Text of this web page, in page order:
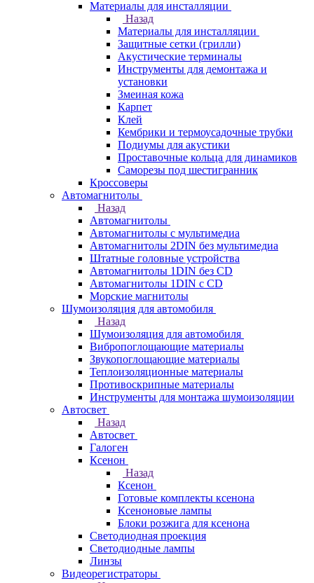
Материалы для инсталляции
Назад
Материалы для инсталляции
Защитные сетки (грилли)
Акустические терминалы
Инструменты для демонтажа и
установки
Змеиная кожа
Карпет
Клей
Кембрики и термоусадочные трубки
Подиумы для акустики
Проставочные кольца для динамиков
Саморезы под шестигранник
Кроссоверы
Автомагнитолы
Назад
Автомагнитолы
Автомагнитолы с мультимедиа
Автомагнитолы 2DIN без мультимедиа
Штатные головные устройства
Автомагнитолы 1DIN без CD
Автомагнитолы 1DIN с CD
Морские магнитолы
Шумоизоляция для автомобиля
Назад
Шумоизоляция для автомобиля
Вибропоглощающие материалы
Звукопоглощающие материалы
Теплоизоляционные материалы
Противоскрипные материалы
Инструменты для монтажа шумоизоляции
Автосвет
Назад
Автосвет
Галоген
Ксенон
Назад
Ксенон
Готовые комплекты ксенона
Ксеноновые лампы
Блоки розжига для ксенона
Светодиодная проекция
Светодиодные лампы
Линзы
Видеорегистраторы